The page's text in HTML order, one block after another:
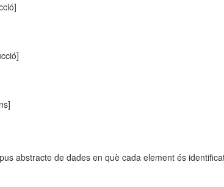
abstracte de dades en què cada element és